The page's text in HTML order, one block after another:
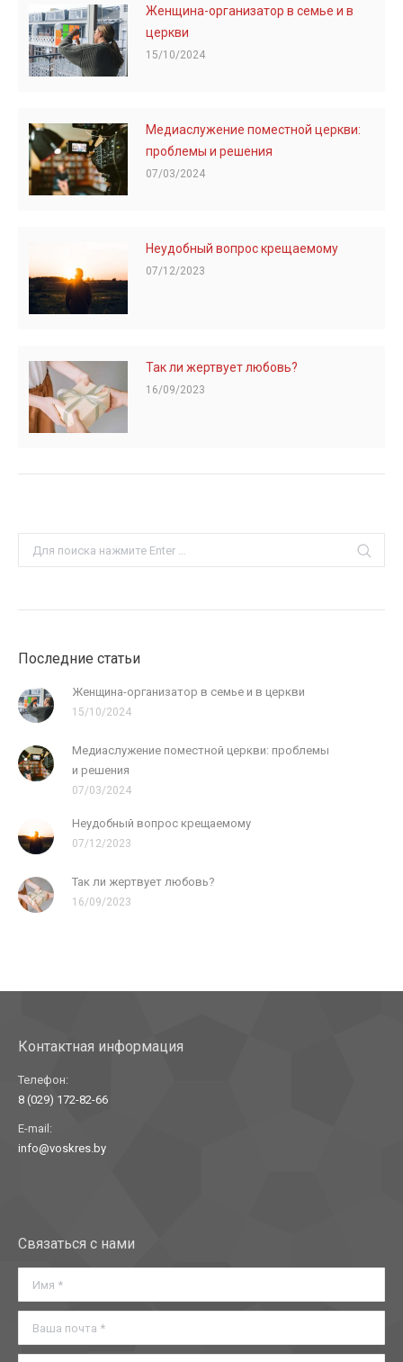
Женщина-организатор в семье и в
церкви
15/10/2024
Медиаслужение поместной церкви:
проблемы и решения
07/03/2024
Неудобный вопрос крещаемому
07/12/2023
Так ли жертвует любовь?
16/09/2023
Последние статьи
Женщина-организатор в семье и в церкви
15/10/2024
Медиаслужение поместной церкви: проблемы
и решения
07/03/2024
Неудобный вопрос крещаемому
07/12/2023
Так ли жертвует любовь?
16/09/2023
Контактная информация
Телефон:
8 (029) 172-82-66
E-mail:
info@voskres.by
Связаться с нами